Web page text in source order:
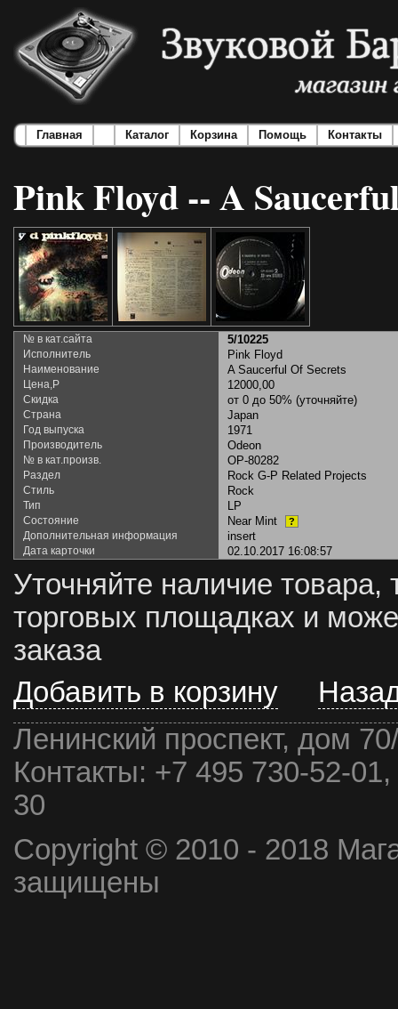
Главная Каталог Корзина Помощь Контакты
Pink Floyd -- A
№ в кат.сайта 5/10225
Исполнитель Pink Floyd
Наименование A Saucerful Of Secrets
Цена,Р 12000,00
Скидка от 0 до 50% (уточняйте)
Страна Japan
Год выпуска 1971
Производитель Odeon
№ в кат.произв. OP-80282
Раздел Rock G-P Related Projects
Стиль Rock
Тип LP
Состояние Near Mint ?
Дополнительная информация insert
Дата карточки 02.10.2017 16:08:57
Уточняйте наличие товара,
торговых площадках и
заказа
Добавить в корзину
Ленинский проспект, дом
Контакты: +7 495 730-52-
30
Copyright © 2010 - 2018
защищены